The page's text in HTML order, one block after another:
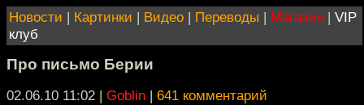
Новости | Картинки | Видео | Переводы | Магазин | VIP
клуб
Про письмо Берии
02.06.10 11:02 | Goblin | 641 комментарий